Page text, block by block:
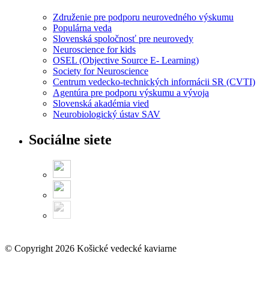
Združenie pre podporu neurovedného výskumu
Populárna veda
Slovenská spoločnosť pre neurovedy
Neuroscience for kids
OSEL (Objective Source E- Learning)
Society for Neuroscience
Centrum vedecko-technických informácii SR (CVTI)
Agentúra pre podporu výskumu a vývoja
Slovenská akadémia vied
Neurobiologický ústav SAV
Sociálne siete
© Copyright 2026 Košické vedecké kaviarne